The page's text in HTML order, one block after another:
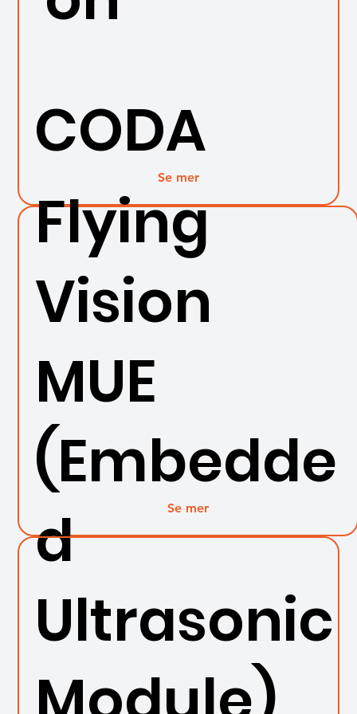
CODA
Se mer
Flying
Vision
MUE
(Embedde
d
Ultrasonic
Se mer